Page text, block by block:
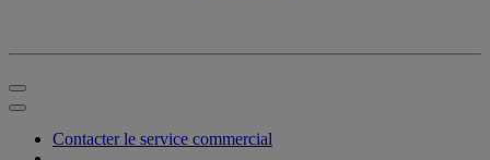
Contacter le service commercial